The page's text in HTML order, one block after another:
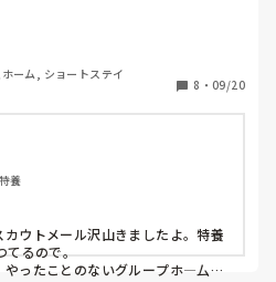
見学前はベタ褒めするような形
ジがぱたりと止まり…。
きありがとうございましたとお礼
返事がありません。
すが、こんなもんでしょうか？
もりがないので良いといえば良
礼なことを言われたのもあり何
は採用担当の人ではない人が案
夜勤のみ希望なの？と小馬鹿に
間の人の方がレクやお風呂で大
は評価低いよね、などと言われ
ーム, ショートステイ
8 ・ 09/20
養
ウトメール沢山きましたよ。特養
てるので。
やったことのないグループホ―厶で